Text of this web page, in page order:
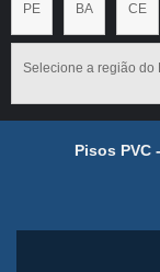
PE BA CE
Selecione a região do
Pisos PVC